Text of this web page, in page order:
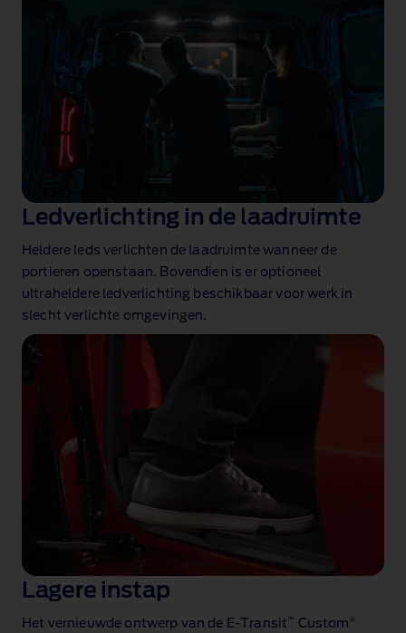
Ledverlichting in de laadruimte
Heldere leds verlichten de laadruimte wanneer de
portieren openstaan. Bovendien is er optioneel
ultraheldere ledverlichting beschikbaar voor werk in
slecht verlichte omgevingen.
Lagere instap
Het vernieuwde ontwerp van de E‑Transit ™ Custom